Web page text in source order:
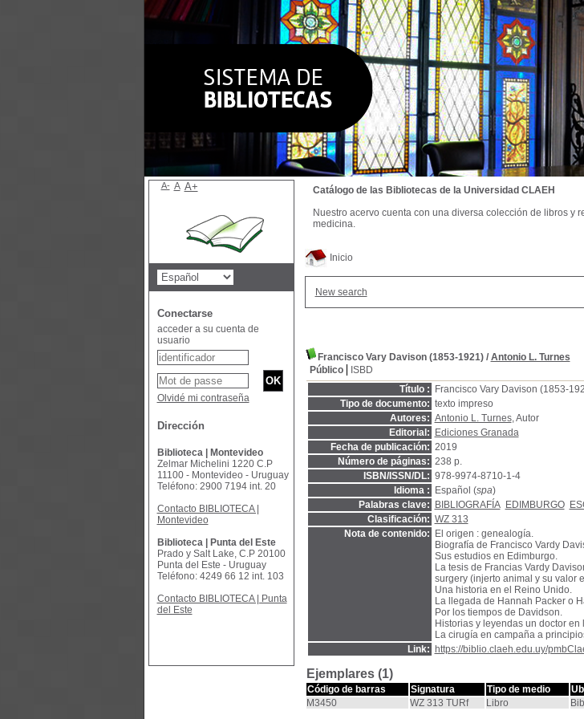
Inicio
New search
Francisco Vary Davison (1853-1921)/ Antonio L. Turnes
Público
ISBD
Título :
Francisco Vary Davison (1853-
Tipo de documento: texto impreso
Autores: Antonio L. Turnes, Autor
Editorial:
Ediciones Granada
Fecha de publicación: 2019
Número de páginas: 238 p.
ISBN/ISSN/DL: 978-9974-8710-1-4
Idioma :
Español (spa)
Palabras clave:
BIBLIOGRAFÍA EDIMBURGO
Clasificación: WZ 313
Nota de contenido:
El origen : genealogía.
Biografía de Francisco Vardy
Sus estudios en Edimburgo.
La tesis de Francias Vardy
surgery (injerto animal y su valor
Una historia en el Reino Unido.
La llegada de Hannah Packer o
Por los tiempos de Davidson.
Historias y leyendas un doctor en
La cirugía en campaña a
Link:
https://biblio.claeh.edu.uy/
Ejemplares (1)
Código de barras Signatura Tipo de medio
M3450
WZ 313 TURf Libro
Catálogo de las Bibliotecas de la Universidad CLAEH
Nuestro acervo cuenta con una diversa colección de libros y
medicina.
A- A A+
Conectarse
acceder a su cuenta de
usuario
Olvidé mi contraseña
Dirección
Biblioteca | Montevideo
Zelmar Michelini 1220 C.P
11100 - Montevideo - Uruguay
Teléfono: 2900 7194 int. 20
Contacto BIBLIOTECA |
Montevideo
Biblioteca | Punta del Este
Prado y Salt Lake, C.P 20100
Punta del Este - Uruguay
Teléfono: 4249 66 12 int. 103
Contacto BIBLIOTECA | Punta
del Este